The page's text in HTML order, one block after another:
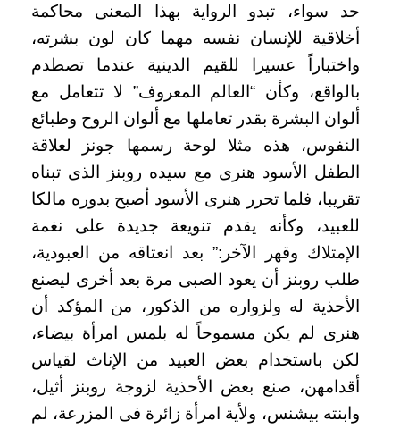
حد سواء، تبدو الرواية بهذا المعنى محاكمة
أخلاقية للإنسان نفسه مهما كان لون بشرته،
واختباراً عسيرا للقيم الدينية عندما تصطدم
بالواقع، وكأن “العالم المعروف” لا تتعامل مع
ألوان البشرة بقدر تعاملها مع ألوان الروح وطبائع
النفوس، هذه مثلا لوحة رسمها جونز لعلاقة
الطفل الأسود هنرى مع سيده روبنز الذى تبناه
تقريبا، فلما تحرر هنرى الأسود أصبح بدوره مالكا
للعبيد، وكأنه يقدم تنويعة جديدة على نغمة
الإمتلاك وقهر الآخر:” بعد انعتاقه من العبودية،
طلب روبنز أن يعود الصبى مرة بعد أخرى ليصنع
الأحذية له ولزواره من الذكور، من المؤكد أن
هنرى لم يكن مسموحاً له بلمس امرأة بيضاء،
لكن باستخدام بعض العبيد من الإناث لقياس
أقدامهن، صنع بعض الأحذية لزوجة روبنز أثيل،
وابنته بيشنس، ولأية امرأة زائرة فى المزرعة، لم